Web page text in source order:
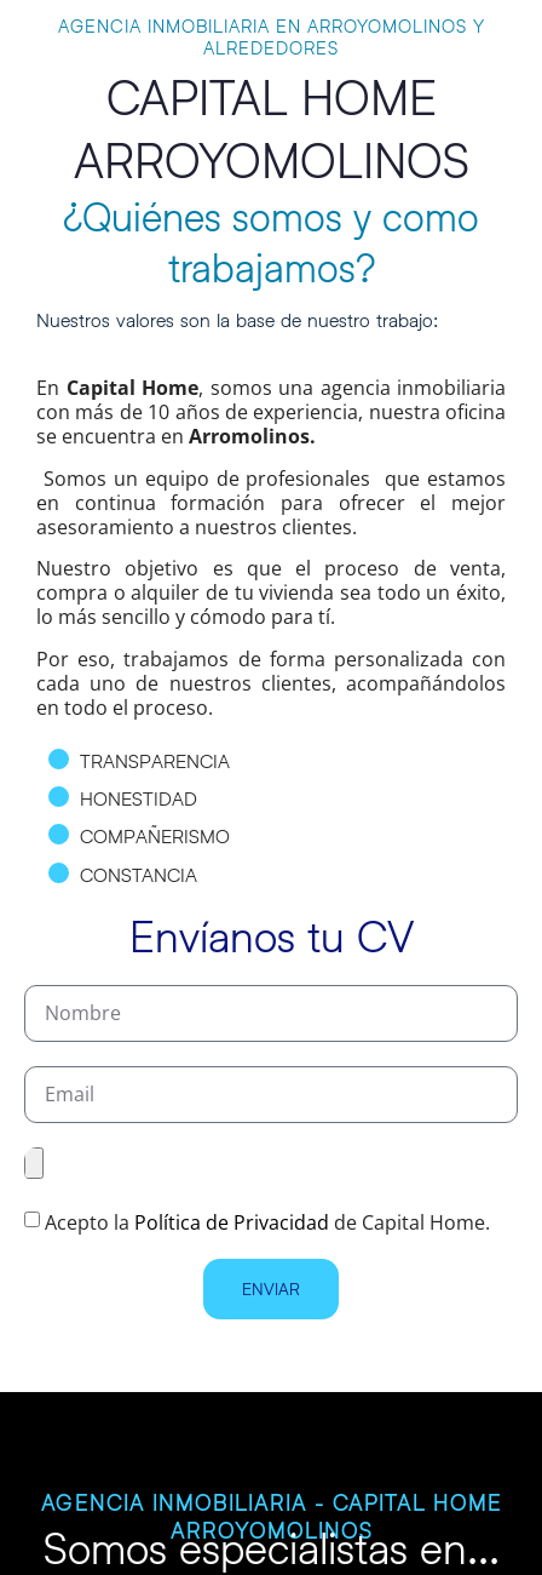
AGENCIA INMOBILIARIA EN ARROYOMOLINOS Y
ALREDEDORES
CAPITAL HOME
ARROYOMOLINOS
¿Quiénes somos y como
trabajamos?
Nuestros valores son la base de nuestro trabajo:
En Capital Home, somos una agencia inmobiliaria
con más de 10 años de experiencia, nuestra oficina
se encuentra en Arromolinos.
Somos un equipo de profesionales que estamos
en continua formación para ofrecer el mejor
asesoramiento a nuestros clientes.
Nuestro objetivo es que el proceso de venta,
compra o alquiler de tu vivienda sea todo un éxito,
lo más sencillo y cómodo para tí.
Por eso, trabajamos de forma personalizada con
cada uno de nuestros clientes, acompañándolos
en todo el proceso.
TRANSPARENCIA
HONESTIDAD
COMPAÑERISMO
CONSTANCIA
Envíanos tu CV
Acepto la Política de Privacidad de Capital Home.
ENVIAR
AGENCIA INMOBILIARIA - CAPITAL HOME
ARROYOMOLINOS
Somos especialistas en...